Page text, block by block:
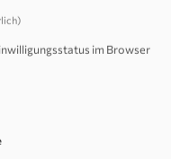
der Kirche und den
liegt hinten in der St.
vielen interessanten
GLANZ (1.
im Browser